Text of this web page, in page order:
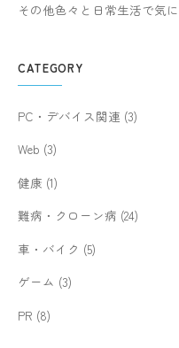
その他色々と日常生活で気
CATEGORY
PC・デバイス関連 (3)
Web (3)
健康 (1)
難病・クローン病 (24)
車・バイク (5)
ゲーム (3)
PR (8)